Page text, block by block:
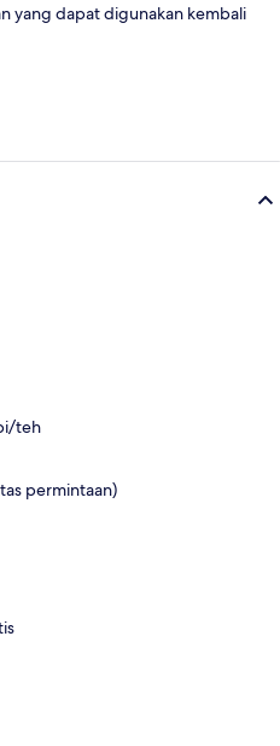
yang dapat digunakan kembali
teh
permintaan)